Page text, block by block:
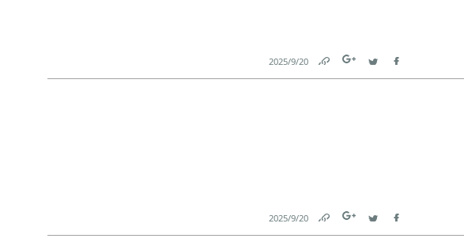
Facebook
Twitter
Link
20‏/9‏/2025
Facebook
Twitter
Link
20‏/9‏/2025